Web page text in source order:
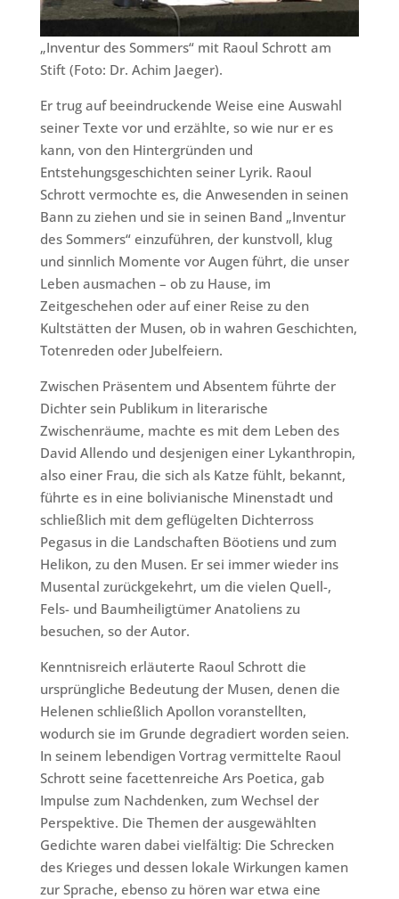
„Inventur des Sommers“ mit Raoul Schrott am
Stift (Foto: Dr. Achim Jaeger).
Er trug auf beeindruckende Weise eine Auswahl
seiner Texte vor und erzählte, so wie nur er es
kann, von den Hintergründen und
Entstehungsgeschichten seiner Lyrik. Raoul
Schrott vermochte es, die Anwesenden in seinen
Bann zu ziehen und sie in seinen Band „Inventur
des Sommers“ einzuführen, der kunstvoll, klug
und sinnlich Momente vor Augen führt, die unser
Leben ausmachen – ob zu Hause, im
Zeitgeschehen oder auf einer Reise zu den
Kultstätten der Musen, ob in wahren Geschichten,
Totenreden oder Jubelfeiern.
Zwischen Präsentem und Absentem führte der
Dichter sein Publikum in literarische
Zwischenräume, machte es mit dem Leben des
David Allendo und desjenigen einer Lykanthropin,
also einer Frau, die sich als Katze fühlt, bekannt,
führte es in eine bolivianische Minenstadt und
schließlich mit dem geflügelten Dichterross
Pegasus in die Landschaften Böotiens und zum
Helikon, zu den Musen. Er sei immer wieder ins
Musental zurückgekehrt, um die vielen Quell-,
Fels- und Baumheiligtümer Anatoliens zu
besuchen, so der Autor.
Kenntnisreich erläuterte Raoul Schrott die
ursprüngliche Bedeutung der Musen, denen die
Helenen schließlich Apollon voranstellten,
wodurch sie im Grunde degradiert worden seien.
In seinem lebendigen Vortrag vermittelte Raoul
Schrott seine facettenreiche Ars Poetica, gab
Impulse zum Nachdenken, zum Wechsel der
Perspektive. Die Themen der ausgewählten
Gedichte waren dabei vielfältig: Die Schrecken
des Krieges und dessen lokale Wirkungen kamen
zur Sprache, ebenso zu hören war etwa eine